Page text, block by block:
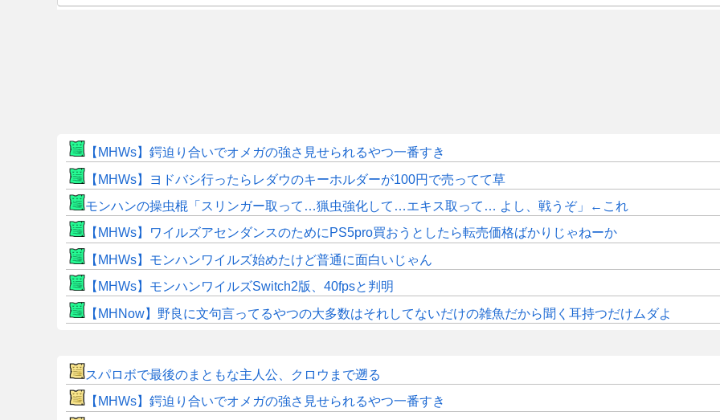
【MHWs】鍔迫り合いでオメガの強さ見せられるやつ一番すき
【MHWs】ヨドバシ行ったらレダウのキーホルダーが100円で売ってて草
モンハンの操虫棍「スリンガー取って…猟虫強化して…エキス取って… よし、戦うぞ」←これ
【MHWs】ワイルズアセンダンスのためにPS5pro買おうとしたら転売価格ばかりじゃねーか
【MHWs】モンハンワイルズ始めたけど普通に面白いじゃん
【MHWs】モンハンワイルズSwitch2版、40fpsと判明
【MHNow】野良に文句言ってるやつの大多数はそれしてないだけの雑魚だから聞く耳持つだけムダよ
スパロボで最後のまともな主人公、クロウまで遡る
【MHWs】鍔迫り合いでオメガの強さ見せられるやつ一番すき